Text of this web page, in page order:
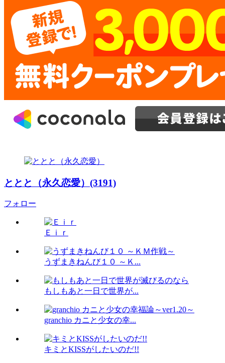
ととと（永久恋愛）(3191)
フォロー
Ｅｉｒ
うずまきねんび１０ ～Ｋ...
もしもあと一日で世界が...
granchio カニと少女の幸...
キミとKISSがしたいのだ!!